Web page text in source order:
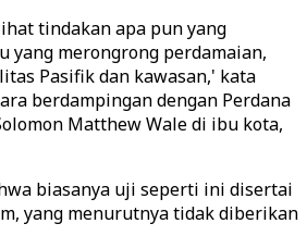
tindakan apa pun yang
yang merongrong perdamaian,
Pasifik dan kawasan,' kata
berdampingan dengan Perdana
Matthew Wale di ibu kota,
biasanya uji seperti ini disertai
yang menurutnya tidak diberikan